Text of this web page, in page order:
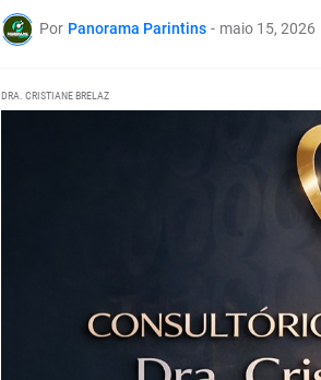
Por Panorama Parintins - maio 15, 2026
DRA. CRISTIANE BRELAZ